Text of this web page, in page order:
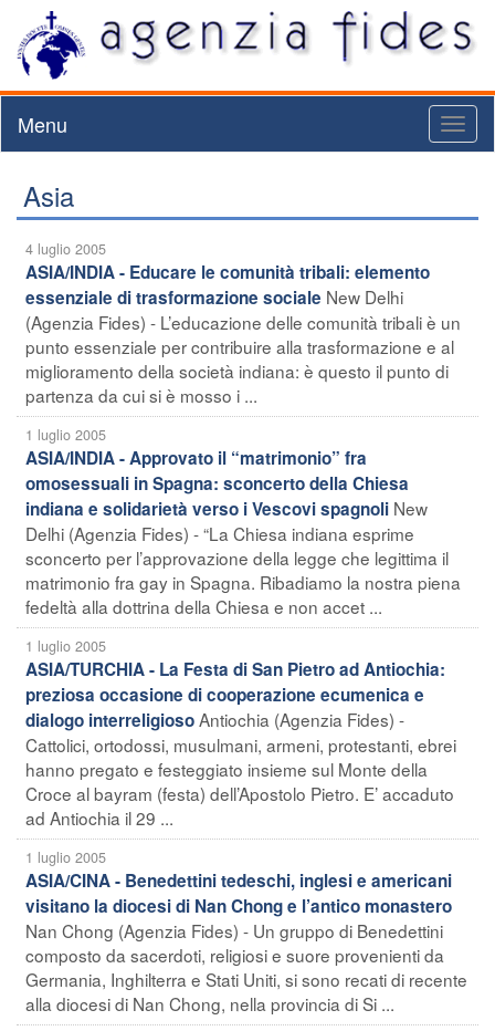
Menu
Asia
4 luglio 2005
ASIA/INDIA - Educare le comunità tribali: elemento
essenziale di trasformazione sociale New Delhi
(Agenzia Fides) - L’educazione delle comunità tribali è un
punto essenziale per contribuire alla trasformazione e al
miglioramento della società indiana: è questo il punto di
partenza da cui si è mosso i ...
1 luglio 2005
ASIA/INDIA - Approvato il “matrimonio” fra
omosessuali in Spagna: sconcerto della Chiesa
indiana e solidarietà verso i Vescovi spagnoli New
Delhi (Agenzia Fides) - “La Chiesa indiana esprime
sconcerto per l’approvazione della legge che legittima il
matrimonio fra gay in Spagna. Ribadiamo la nostra piena
fedeltà alla dottrina della Chiesa e non accet ...
1 luglio 2005
ASIA/TURCHIA - La Festa di San Pietro ad Antiochia:
preziosa occasione di cooperazione ecumenica e
dialogo interreligiosoAntiochia (Agenzia Fides) -
Cattolici, ortodossi, musulmani, armeni, protestanti, ebrei
hanno pregato e festeggiato insieme sul Monte della
Croce al bayram (festa) dell’Apostolo Pietro. E’ accaduto
ad Antiochia il 29 ...
1 luglio 2005
ASIA/CINA - Benedettini tedeschi, inglesi e americani
visitano la diocesi di Nan Chong e l’antico monastero
Nan Chong (Agenzia Fides) - Un gruppo di Benedettini
composto da sacerdoti, religiosi e suore provenienti da
Germania, Inghilterra e Stati Uniti, si sono recati di recente
alla diocesi di Nan Chong, nella provincia di Si ...